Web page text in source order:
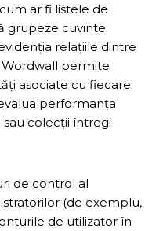
ar fi listele de
grupeze cuvinte
relațiile dintre
permite
asociate cu fiecare
performanța
colecții întregi
de control al
(de exemplu,
de utilizator în